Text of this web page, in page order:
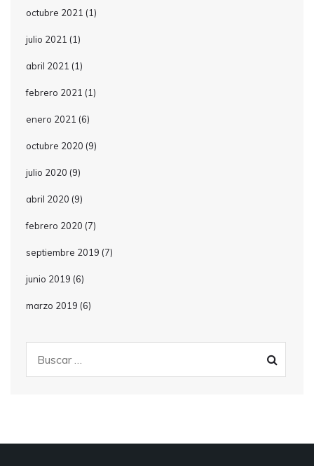
octubre 2021 (1)
julio 2021 (1)
abril 2021 (1)
febrero 2021 (1)
enero 2021 (6)
octubre 2020 (9)
julio 2020 (9)
abril 2020 (9)
febrero 2020 (7)
septiembre 2019 (7)
junio 2019 (6)
marzo 2019 (6)